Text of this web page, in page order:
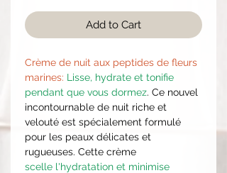
Add to Cart
Crème de nuit aux peptides de fleurs
marines: Lisse, hydrate et tonifie
pendant que vous dormez. Ce nouvel
incontournable de nuit riche et
velouté est spécialement formulé
pour les peaux délicates et
rugueuses. Cette crème
scelle l'hydratation et minimise